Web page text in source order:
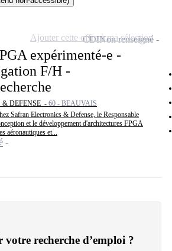
expérimenté-e -
F/H -
& DEFENSE - 60 - BEAUVAIS
Safran Electronics & Defense, le Responsable
et le développement d'architectures FPGA
aéronautiques et...
CDINon renseigné
Ajouter cette offre à ma sélection
votre recherche d’emploi ?